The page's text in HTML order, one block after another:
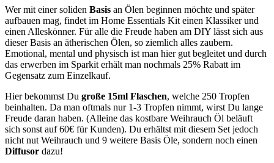
Wer mit einer soliden Basis an Ölen beginnen möchte und später
aufbauen mag, findet im Home Essentials Kit einen Klassiker und
einen Alleskönner. Für alle die Freude haben am DIY lässt sich aus
dieser Basis an ätherischen Ölen, so ziemlich alles zaubern.
Emotional, mental und physisch ist man hier gut begleitet und durch
das erwerben im Sparkit erhält man nochmals 25% Rabatt im
Gegensatz zum Einzelkauf.
Hier bekommst Du große 15ml Flaschen, welche 250 Tropfen
beinhalten. Da man oftmals nur 1-3 Tropfen nimmt, wirst Du lange
Freude daran haben. (Alleine das kostbare Weihrauch Öl beläuft
sich sonst auf 60€ für Kunden). Du erhältst mit diesem Set jedoch
nicht nut Weihrauch und 9 weitere Basis Öle, sondern noch einen
Diffusor dazu!